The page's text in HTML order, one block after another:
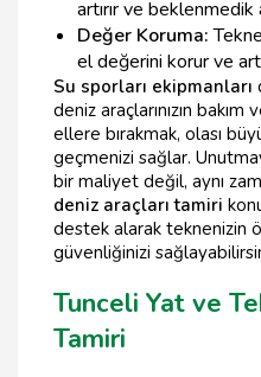
artırır ve beklenmedik
Değer Koruma:
el değerini korur ve
Su sporları ekipmanları
deniz araçlarınızın bakım
ellere bırakmak, olası
geçmenizi sağlar.
bir maliyet değil, aynı
deniz araçları tamiri
destek alarak teknenizin
güvenliğinizi
Tunceli Yat ve
Tamiri